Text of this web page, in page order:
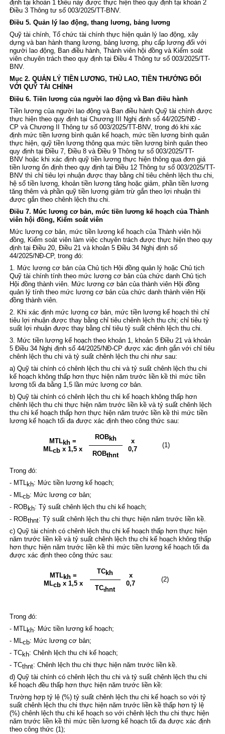
định tại khoản 1 Điều này được thực hiện theo quy định tại khoản 2
Điều 3 Thông tư số 003/2025/TT-BNV.
Điều 5. Quản lý lao động, thang lương, bảng lương
Quỹ tài chính, Tổ chức tài chính thực hiện quản lý lao động, xây
dựng và ban hành thang lương, bảng lương, phụ cấp lương đối với
người lao động, Ban điều hành, Thành viên hội đồng và Kiểm soát
viên chuyên trách theo quy định tạiĐiều 4 Thông tư số 003/2025/TT-
BNV.
Mục 2. QUẢN LÝ TIỀN LƯƠNG, THÙ LAO, TIỀN THƯỞNG ĐỐI
VỚI QUỸ TÀI CHÍNH
Điều 6. Tiền lương của người lao động và Ban điều hành
Tiền lương của người lao động và Ban điều hành Quỹ tài chính được
thực hiện theo quy định tạiChương III Nghị định số 44/2025/NĐ -
CP vàChương II Thông tư số 003/2025/TT-BNV, trong đó khi xác
định mức tiền lương bình quân kế hoạch, mức tiền lương bình quân
thực hiện, quỹ tiền lương thông qua mức tiền lương bình quân theo
quy định tạiĐiều 7, Điều 8 và Điều 9 Thông tư số 003/2025/TT-
BNV hoặc khi xác định quỹ tiền lương thực hiện thông qua đơn giá
tiền lương ổn định theo quy định tạiĐiều 12 Thông tư số 003/2025/TT-
BNV thì chỉ tiêu lợi nhuận được thay bằng chỉ tiêu chênh lệch thu chi,
hệ số tiền lương, khoản tiền lương tăng hoặc giảm, phần tiền lương
tăng thêm và phần quỹ tiền lương giảm trừ gắn theo lợi nhuận thì
được gắn theo chênh lệch thu chi.
Điều 7. Mức lương cơ bản, mức tiền lương kế hoạch của Thành
viên hội đồng, Kiểm soát viên
Mức lương cơ bản, mức tiền lương kế hoạch của Thành viên hội
đồng, Kiểm soát viên làm việc chuyên trách được thực hiện theo quy
định tạiĐiều 20, Điều 21 và khoản 5 Điều 34 Nghị định số
44/2025/NĐ-CP, trong đó:
1. Mức lương cơ bản của Chủ tịch Hội đồng quản lý hoặc Chủ tịch
Quỹ tài chính tính theo mức lương cơ bản của chức danh Chủ tịch
Hội đồng thành viên. Mức lương cơ bản của thành viên Hội đồng
quản lý tính theo mức lương cơ bản của chức danh thành viên Hội
đồng thành viên.
2. Khi xác định mức lương cơ bản, mức tiền lương kế hoạch thì chỉ
tiêu lợi nhuận được thay bằng chỉ tiêu chênh lệch thu chi; chỉ tiêu tỷ
suất lợi nhuận được thay bằng chỉ tiêu tỷ suất chênh lệch thu chi.
3. Mức tiền lương kế hoạch theo khoản 1, khoản 5 Điều 21 và khoản
5 Điều 34 Nghị định số 44/2025/NĐ-CP được xác định gắn với chỉ tiêu
chênh lệch thu chi và tỷ suất chênh lệch thu chi như sau:
a) Quỹ tài chính có chênh lệch thu chi và tỷ suất chênh lệch thu chi
kế hoạch không thấp hơn thực hiện năm trước liền kề thì mức tiền
lương tối đa bằng 1,5 lần mức lương cơ bản.
b) Quỹ tài chính có chênh lệch thu chi kế hoạch không thấp hơn
chênh lệch thu chi thực hiện năm trước liền kề và tỷ suất chênh lệch
thu chi kế hoạch thấp hơn thực hiện năm trước liền kề thì mức tiền
lương kế hoạch tối đa được xác định theo công thức sau:
MTLkh =
MLcb x 1,5 x
ROBkh
x
0,7
(1)
ROBthnt
Trong đó:
- MTLkh: Mức tiền lương kế hoạch;
- MLcb: Mức lương cơ bản;
- ROBkh: Tỷ suất chênh lệch thu chi kế hoạch;
- ROBthnt: Tỷ suất chênh lệch thu chi thực hiện năm trước liền kề.
c) Quỹ tài chính có chênh lệch thu chi kế hoạch thấp hơn thực hiện
năm trước liền kề và tỷ suất chênh lệch thu chi kế hoạch không thấp
hơn thực hiện năm trước liền kề thì mức tiền lương kế hoạch tối đa
được xác định theo công thức sau:
MTLkh =
MLcb x 1,5 x
TCkh
x
0,7
(2)
TCthnt
Trong đó:
- MTLkh: Mức tiền lương kế hoạch;
- MLcb: Mức lương cơ bản;
- TCkh: Chênh lệch thu chi kế hoạch;
- TCthnt: Chênh lệch thu chi thực hiện năm trước liền kề.
d) Quỹ tài chính có chênh lệch thu chi và tỷ suất chênh lệch thu chi
kế hoạch đều thấp hơn thực hiện năm trước liền kề:
Trường hợp tỷ lệ (%) tỷ suất chênh lệch thu chi kế hoạch so với tỷ
suất chênh lệch thu chi thực hiện năm trước liền kề thấp hơn tỷ lệ
(%) chênh lệch thu chi kế hoạch so với chênh lệch thu chi thực hiện
năm trước liền kề thì mức tiền lương kế hoạch tối đa được xác định
theo công thức (1);